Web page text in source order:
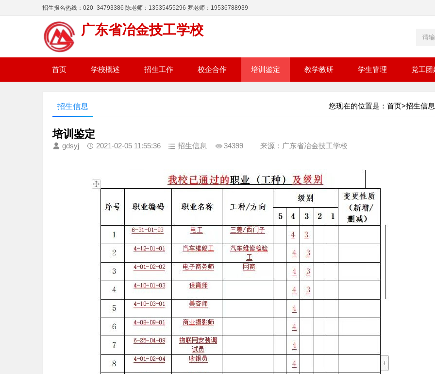
招生报名热线：020- 34793386 陈老师：13535455296 罗老师：19536788939
广东省冶金技工学校
首页 学校概述 招生工作 校企合作 培训鉴定 教学教研 学生管理 党工团
您现在的位置是： 首页>招生信息
招生信息
培训鉴定
gdsyj 2021-02-05 11:55:36 招生信息 34399 来源：广东省冶金技工学校